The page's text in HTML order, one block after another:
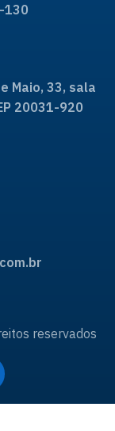
130
Maio, 33, sala
20031-920
reservados